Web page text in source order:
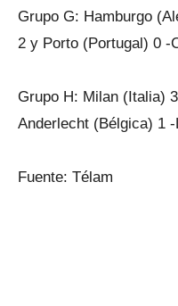
Grupo G: Hamburgo
2 y Porto (Portugal) 0 -
Grupo H: Milan (Italia)
Anderlecht (Bélgica) 1
Fuente: Télam